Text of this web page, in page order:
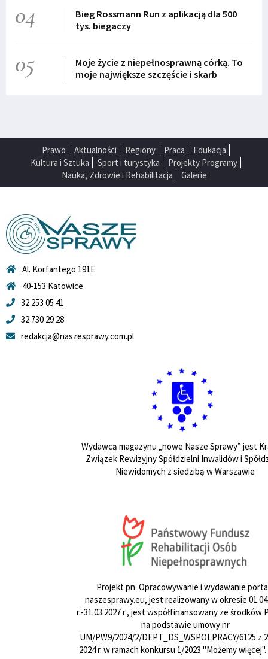
04
Bieg Rossmann Run z aplikacją dla 500
tys. biegaczy
05
Moje życie z niepełnosprawną córką. To
moje największe szczęście i skarb
Prawo Aktualności Regiony Praca
Edukacja
Kultura i Sztuka
Sport i turystyka
Projekty Programy
Nauka, Zdrowie i Rehabilitacja
Galerie
Al. Korfantego 191E
40-153 Katowice
32 253 05 41
32 730 29 28
redakcja@naszesprawy.com.pl
Wydawcą magazynu „nowe Nasze Sprawy” jest
Związek Rewizyjny Spółdzielni Inwalidów i
Niewidomych z siedzibą w Warszawie
Projekt pn. Opracowywanie i wydawanie
naszesprawy.eu, jest realizowany w okresie
r.-31.03.2027 r., jest współfinansowany ze środków
na podstawie umowy nr
UM/PW9/2024/2/DEPT_DS_WSPOLPRACY/6125 z
2024 r. w ramach konkursu 1/2023 "Możemy więcej".